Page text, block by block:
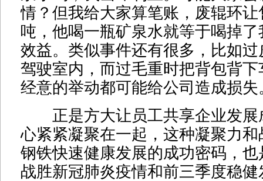
情？但我给大家算笔账，废辊环让
吨，他喝一瓶矿泉水就等于喝掉了
效益。类似事件还有很多，比如
驾驶室内，而过毛重时把背包背
经意的举动都可能给公司造成损失
正是方大让员工共享企业发展
心紧紧凝聚在一起，这种凝聚力
钢铁快速健康发展的成功密码，
战胜新冠肺炎疫情和前三季度稳